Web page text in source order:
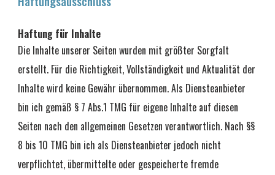
Haftung für Inhalte
Die Inhalte unserer Seiten wurden mit größter Sorgfalt
erstellt. Für die Richtigkeit, Vollständigkeit und Aktualität der
Inhalte wird keine Gewähr übernommen. Als Diensteanbieter
bin ich gemäß § 7 Abs.1 TMG für eigene Inhalte auf diesen
Seiten nach den allgemeinen Gesetzen verantwortlich. Nach §§
8 bis 10 TMG bin ich als Diensteanbieter jedoch nicht
verpflichtet, übermittelte oder gespeicherte fremde